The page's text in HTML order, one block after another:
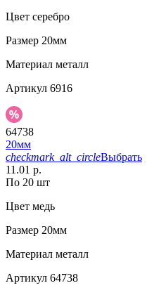
Цвет серебро
Размер 20мм
Материал металл
Артикул 6916
64738
20мм
checkmark_alt_circleВыбрать
11.01 р.
По 20 шт
Цвет медь
Размер 20мм
Материал металл
Артикул 64738